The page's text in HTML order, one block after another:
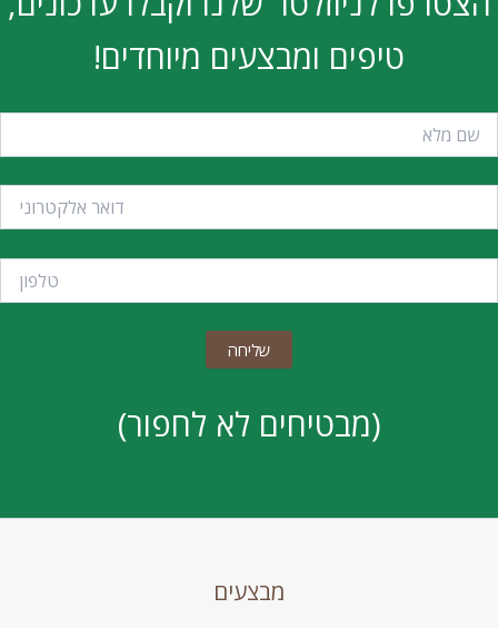
טיפים ומבצעים מיוחדים!
(מבטיחים לא לחפור)
מבצעים